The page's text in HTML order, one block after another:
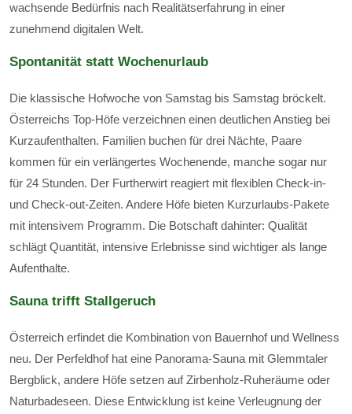
wachsende Bedürfnis nach Realitätserfahrung in einer
zunehmend digitalen Welt.
Spontanität statt Wochenurlaub
Die klassische Hofwoche von Samstag bis Samstag bröckelt.
Österreichs Top-Höfe verzeichnen einen deutlichen Anstieg bei
Kurzaufenthalten. Familien buchen für drei Nächte, Paare
kommen für ein verlängertes Wochenende, manche sogar nur
für 24 Stunden. Der Furtherwirt reagiert mit flexiblen Check-in-
und Check-out-Zeiten. Andere Höfe bieten Kurzurlaubs-Pakete
mit intensivem Programm. Die Botschaft dahinter: Qualität
schlägt Quantität, intensive Erlebnisse sind wichtiger als lange
Aufenthalte.
Sauna trifft Stallgeruch
Österreich erfindet die Kombination von Bauernhof und Wellness
neu. Der Perfeldhof hat eine Panorama-Sauna mit Glemmtaler
Bergblick, andere Höfe setzen auf Zirbenholz-Ruheräume oder
Naturbadeseen. Diese Entwicklung ist keine Verleugnung der